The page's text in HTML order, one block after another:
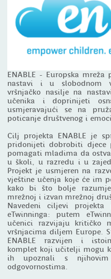
ENABLE - Europska
nastavi i u slobodnom
vršnjačko nasilje na
učenika i doprinijeti
usmjeravajući se na
poticanje društvenog i
Cilj projekta ENABLE je
pridonijeti dobrobiti djece
pomagati mladima da
u školi, u razredu i u
Projekt je usmjeren na
vještine učenja koje će im
kako bi što bolje
mrežnoj i izvan mrežnoj
Navedeni ciljevi
eTwinninga: putem
učenici razvijaju kritičko
vršnjacima diljem Europe.
ENABLE razvijen i
komplet koji učitelji mogu
ih upoznali s
odgovornostima.